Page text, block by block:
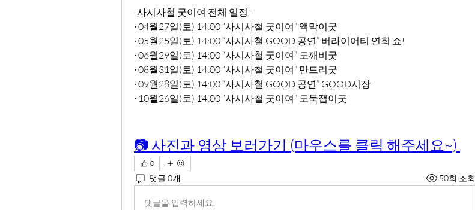
-사시사철 굿이여 전체 일정-
∙ 04월27일(토) 14:00 “사시사철 굿이여” 액막이굿
∙ 05월25일(토) 14:00 “사시사철 GOOD 공연” 버라이어티 연희 쇼!
∙ 06월29일(토) 14:00 “사시사철 굿이여” 도깨비굿
∙ 08월31일(토) 14:00 “사시사철 굿이여” 만드리굿
∙ 09월28일(토) 14:00 “사시사철 GOOD 공연” GOOD시장
∙ 10월26일(토) 14:00 “사시사철 굿이여” 도둑잽이굿
📷 사진과 영상 보러가기 (마우스를 클릭 해주세요~)
0
댓글 0개 50회 조회
댓글을 입력하세요.